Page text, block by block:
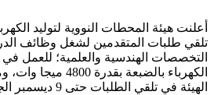
أعلنت هيئة المحطات النووية لتوليد
تلقي طلبات المتقدمين لشغل وظائف
التخصصات الهندسية والعلمية؛ للعمل في
الكهرباء بالضبعة
الهيئة في تلقي